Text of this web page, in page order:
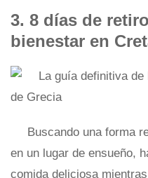
3. 8 días de
bienestar en
Buscando una forma
en un lugar de ensueño,
comida deliciosa